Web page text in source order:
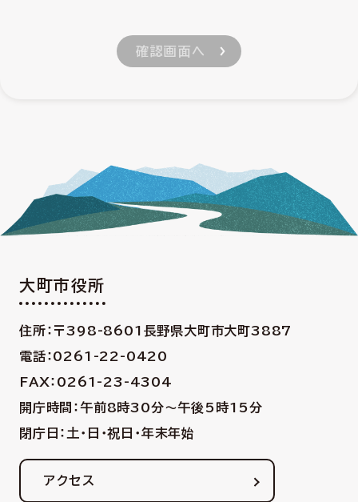
大町市役所
住所：〒398-8601 長野県大町市大町3887
電話：0261-22-0420
FAX：0261-23-4304
開庁時間：午前8時30分〜午後5時15分
閉庁日：土・日・祝日・年末年始
アクセス